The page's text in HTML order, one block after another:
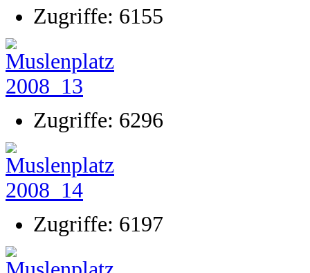
Zugriffe: 6155
Zugriffe: 6296
Zugriffe: 6197